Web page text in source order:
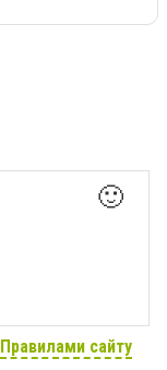
🙂
Правилами сайту